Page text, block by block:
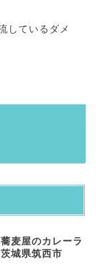
しているダメ
麦屋のカレーラ
城県筑西市